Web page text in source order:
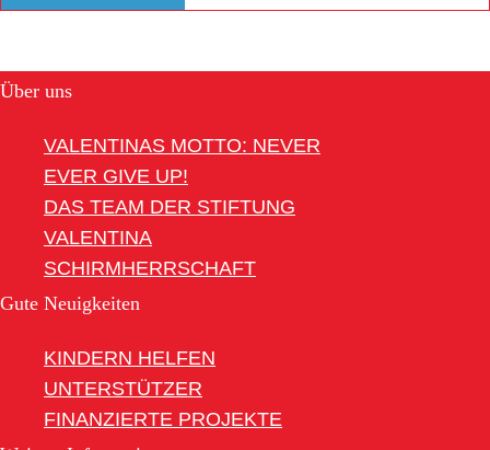
Über uns
VALENTINAS MOTTO: NEVER
EVER GIVE UP!
DAS TEAM DER STIFTUNG
VALENTINA
SCHIRMHERRSCHAFT
Gute Neuigkeiten
KINDERN HELFEN
UNTERSTÜTZER
FINANZIERTE PROJEKTE